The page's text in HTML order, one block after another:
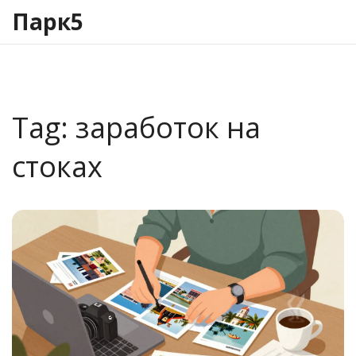
Парк5
Tag: заработок на
стоках